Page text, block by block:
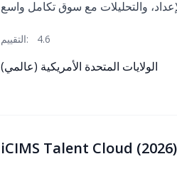
التقييم: 4.6
الولايات المتحدة الأمريكية (عالمي)